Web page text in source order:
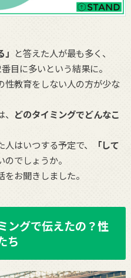
と答えた人が最も多く、
目に多いという結果に。
性教育をしない人の方が少な
どのタイミングでどんなこ
人はいつする予定で、
「して
でしょうか。
お聞きしました。
ングで伝えたの？性
ち